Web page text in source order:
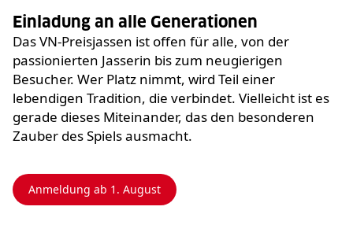
Einladung an alle Generationen
Das VN-Preisjassen ist offen für alle, von der
passionierten Jasserin bis zum neugierigen
Besucher. Wer Platz nimmt, wird Teil einer
lebendigen Tradition, die verbindet. Vielleicht ist es
gerade dieses Miteinander, das den besonderen
Zauber des Spiels ausmacht.
Anmeldung ab 1. August